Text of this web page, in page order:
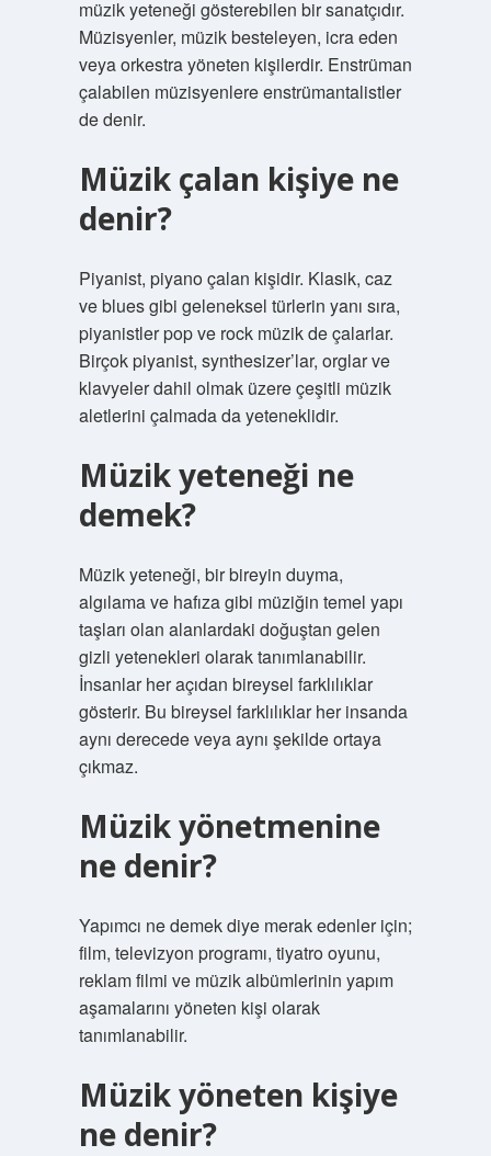
müzik yeteneği gösterebilen bir sanatçıdır.
Müzisyenler, müzik besteleyen, icra eden
veya orkestra yöneten kişilerdir. Enstrüman
çalabilen müzisyenlere enstrümantalistler
de denir.
Müzik çalan kişiye ne
denir?
Piyanist, piyano çalan kişidir. Klasik, caz
ve blues gibi geleneksel türlerin yanı sıra,
piyanistler pop ve rock müzik de çalarlar.
Birçok piyanist, synthesizer’lar, orglar ve
klavyeler dahil olmak üzere çeşitli müzik
aletlerini çalmada da yeteneklidir.
Müzik yeteneği ne
demek?
Müzik yeteneği, bir bireyin duyma,
algılama ve hafıza gibi müziğin temel yapı
taşları olan alanlardaki doğuştan gelen
gizli yetenekleri olarak tanımlanabilir.
İnsanlar her açıdan bireysel farklılıklar
gösterir. Bu bireysel farklılıklar her insanda
aynı derecede veya aynı şekilde ortaya
çıkmaz.
Müzik yönetmenine
ne denir?
Yapımcı ne demek diye merak edenler için;
film, televizyon programı, tiyatro oyunu,
reklam filmi ve müzik albümlerinin yapım
aşamalarını yöneten kişi olarak
tanımlanabilir.
Müzik yöneten kişiye
ne denir?